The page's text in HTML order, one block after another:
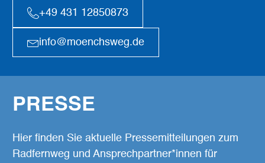
+49 431 12850873
info@moenchsweg.de
PRESSE
Hier finden Sie aktuelle Pressemitteilungen zum
Radfernweg und Ansprechpartner*innen für